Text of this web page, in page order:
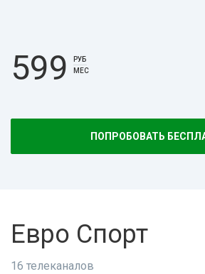
599
РУБ
МЕС
ПОПРОБОВАТЬ
Евро Спорт
16 телеканалов